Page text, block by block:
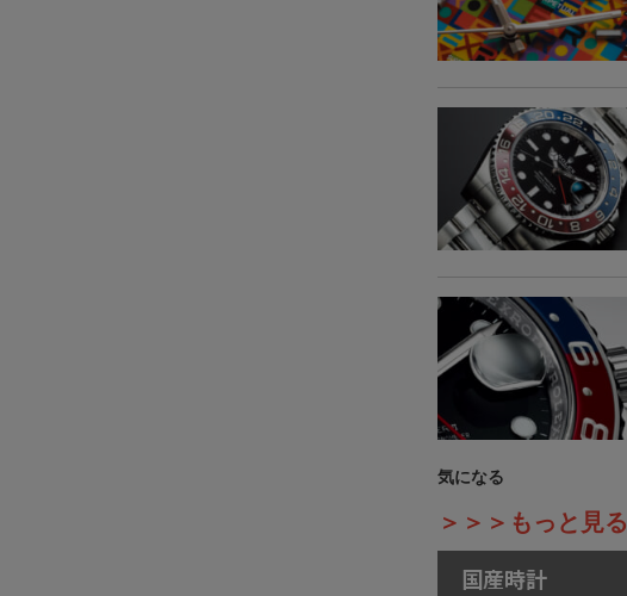
気になる
＞＞＞もっと見る
国産時計